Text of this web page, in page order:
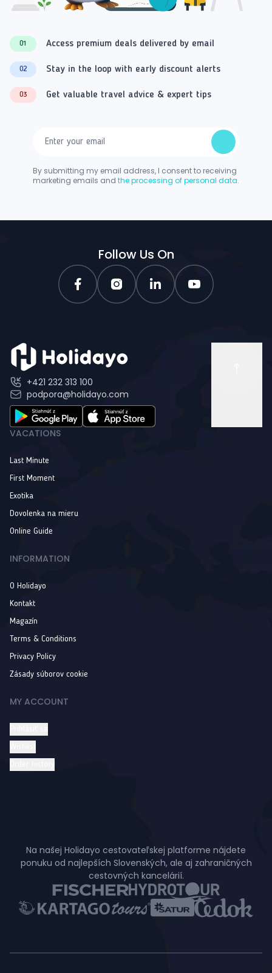
01 Access premium deals delivered by email
02 Stay in the loop with early discount alerts
03 Get valuable travel advice & expert tips
By submitting my email address, I consent to receiving
marketing emails and the processing of personal data.
Follow Us On
+421 232 313 100
podpora@holidayo.com
VACATIONS
Last Minute
First Moment
Exotika
Dovolenka na mieru
Online Guide
INFORMATION
O Holidayo
Kontakt
Magazín
Terms & Conditions
Privacy Policy
Zásady súborov cookie
MY ACCOUNT
Na našej Holidayo cestovateľskej platforme nájdete
ponuku od najlepších Slovenských, ale aj zahraničných
cestovných kancelárií.